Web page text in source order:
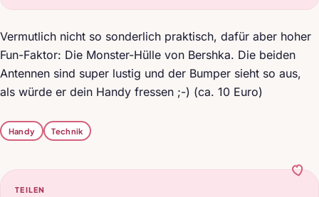
Vermutlich nicht so sonderlich praktisch, dafür aber hoher
Fun-Faktor: Die Monster-Hülle von Bershka. Die beiden
Antennen sind super lustig und der Bumper sieht so aus,
als würde er dein Handy fressen ;-) (ca. 10 Euro)
Handy Technik
TEILEN